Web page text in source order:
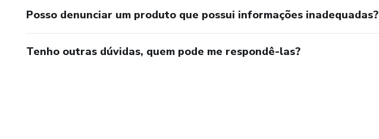
Posso denunciar um produto que possui informações inadequadas?
Tenho outras dúvidas, quem pode me respondê-las?